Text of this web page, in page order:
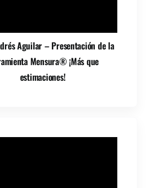
Aguilar – Presentación de la
Mensura® ¡Más que
estimaciones!